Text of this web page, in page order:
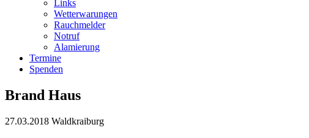
Links
Wetterwarungen
Rauchmelder
Notruf
Alamierung
Termine
Spenden
Brand Haus
27.03.2018 Waldkraiburg